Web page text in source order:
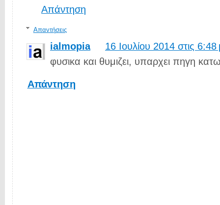
Απάντηση
Απαντήσεις
ialmopia
16 Ιουλίου 2014 στις
φυσικα και θυμιζει, υπαρχει πηγη
Απάντηση